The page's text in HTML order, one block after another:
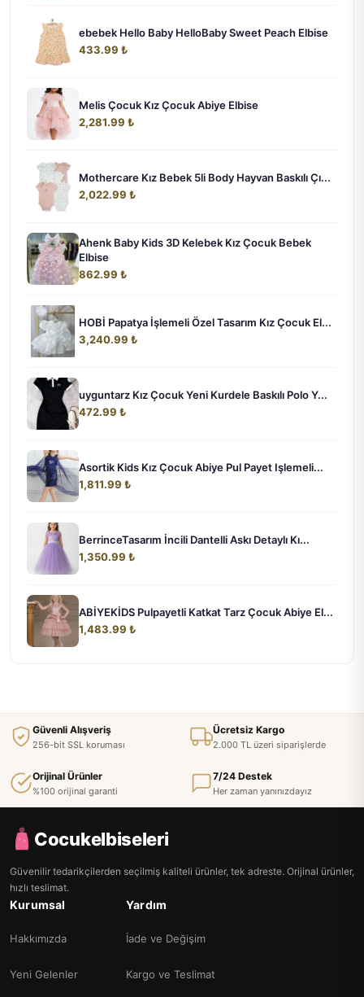
ebebek Hello Baby HelloBaby Sweet Peach Elbise
433.99 ₺
Melis Çocuk Kız Çocuk Abiye Elbise
2,281.99 ₺
Mothercare Kız Bebek 5li Body Hayvan Baskılı Çı...
2,022.99 ₺
Ahenk Baby Kids 3D Kelebek Kız Çocuk Bebek
Elbise
862.99 ₺
HOBİ Papatya İşlemeli Özel Tasarım Kız Çocuk El...
3,240.99 ₺
uyguntarz Kız Çocuk Yeni Kurdele Baskılı Polo Y...
472.99 ₺
Asortik Kids Kız Çocuk Abiye Pul Payet Işlemeli...
1,811.99 ₺
BerrinceTasarım İncili Dantelli Askı Detaylı Kı...
1,350.99 ₺
ABİYEKİDS Pulpayetli Katkat Tarz Çocuk Abiye El...
1,483.99 ₺
Güvenli Alışveriş
256-bit SSL koruması
Ücretsiz Kargo
2.000 TL üzeri siparişlerde
Orijinal Ürünler
%100 orijinal garanti
7/24 Destek
Her zaman yanınızdayız
Cocukelbiseleri
Güvenilir tedarikçilerden seçilmiş kaliteli ürünler, tek adreste. Orijinal ürünler,
hızlı teslimat.
Kurumsal
Hakkımızda
Yeni Gelenler
Yardım
İade ve Değişim
Kargo ve Teslimat